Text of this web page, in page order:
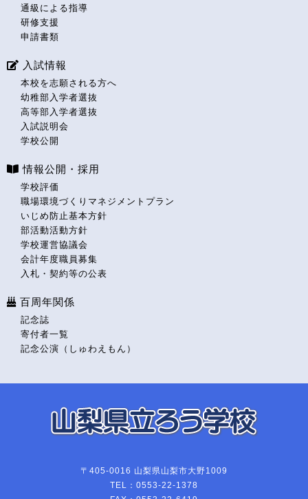
通級による指導
研修支援
申請書類
入試情報
本校を志願される方へ
幼稚部入学者選抜
高等部入学者選抜
入試説明会
学校公開
情報公開・採用
学校評価
職場環境づくりマネジメントプラン
いじめ防止基本方針
部活動活動方針
学校運営協議会
会計年度職員募集
入札・契約等の公表
百周年関係
記念誌
寄付者一覧
記念公演（しゅわえもん）
〒405-0016 山梨県山梨市大野1009
TEL：0553-22-1378